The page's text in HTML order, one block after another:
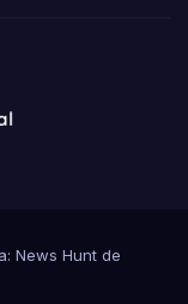
News Hunt de